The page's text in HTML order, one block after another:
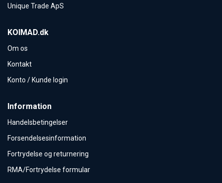
Unique Trade ApS
KOIMAD.dk
Om os
Kontakt
Konto / Kunde login
Information
Handelsbetingelser
Forsendelsesinformation
Fortrydelse og returnering
RMA/Fortrydelse formular